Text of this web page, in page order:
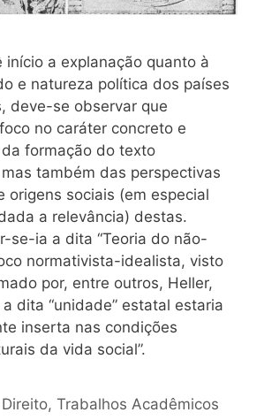
início a explanação quanto à
e natureza política dos países
deve-se observar que
no caráter concreto e
formação do texto
também das perspectivas
origens sociais (em especial
a relevância) destas.
se-ia a dita “Teoria do não-
normativista-idealista, visto
por, entre outros, Heller,
dita “unidade” estatal estaria
inserta nas condições
da vida social”.
,Trabalhos Acadêmicos